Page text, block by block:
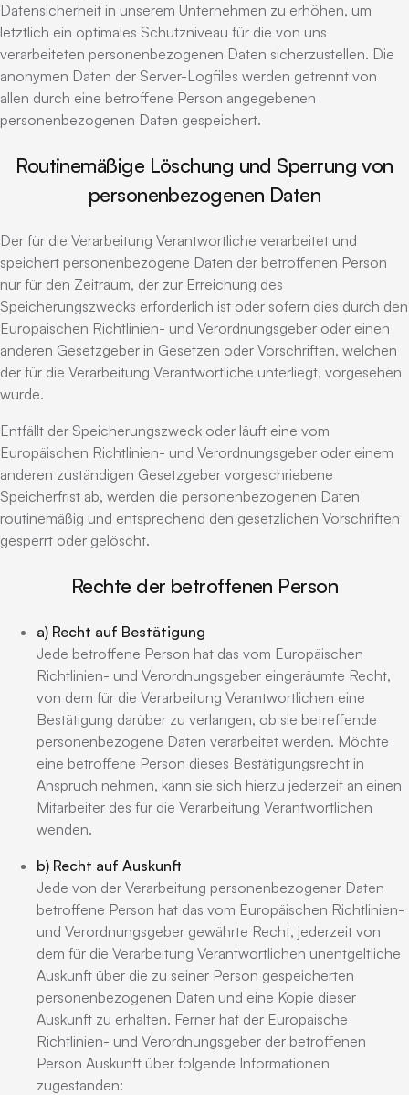
Datensicherheit in unserem Unternehmen zu erhöhen, um
letztlich ein optimales Schutzniveau für die von uns
verarbeiteten personenbezogenen Daten sicherzustellen. Die
anonymen Daten der Server-Logfiles werden getrennt von
allen durch eine betroffene Person angegebenen
personenbezogenen Daten gespeichert.
Routinemäßige Löschung und Sperrung von
personenbezogenen Daten
Der für die Verarbeitung Verantwortliche verarbeitet und
speichert personenbezogene Daten der betroffenen Person
nur für den Zeitraum, der zur Erreichung des
Speicherungszwecks erforderlich ist oder sofern dies durch den
Europäischen Richtlinien- und Verordnungsgeber oder einen
anderen Gesetzgeber in Gesetzen oder Vorschriften, welchen
der für die Verarbeitung Verantwortliche unterliegt, vorgesehen
wurde.
Entfällt der Speicherungszweck oder läuft eine vom
Europäischen Richtlinien- und Verordnungsgeber oder einem
anderen zuständigen Gesetzgeber vorgeschriebene
Speicherfrist ab, werden die personenbezogenen Daten
routinemäßig und entsprechend den gesetzlichen Vorschriften
gesperrt oder gelöscht.
Rechte der betroffenen Person
a) Recht auf Bestätigung
Jede betroffene Person hat das vom Europäischen
Richtlinien- und Verordnungsgeber eingeräumte Recht,
von dem für die Verarbeitung Verantwortlichen eine
Bestätigung darüber zu verlangen, ob sie betreffende
personenbezogene Daten verarbeitet werden. Möchte
eine betroffene Person dieses Bestätigungsrecht in
Anspruch nehmen, kann sie sich hierzu jederzeit an einen
Mitarbeiter des für die Verarbeitung Verantwortlichen
wenden.
b) Recht auf Auskunft
Jede von der Verarbeitung personenbezogener Daten
betroffene Person hat das vom Europäischen Richtlinien-
und Verordnungsgeber gewährte Recht, jederzeit von
dem für die Verarbeitung Verantwortlichen unentgeltliche
Auskunft über die zu seiner Person gespeicherten
personenbezogenen Daten und eine Kopie dieser
Auskunft zu erhalten. Ferner hat der Europäische
Richtlinien- und Verordnungsgeber der betroffenen
Person Auskunft über folgende Informationen
zugestanden: